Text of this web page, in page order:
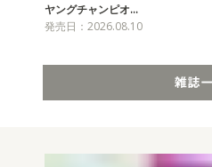
ヤングチャンピオ…
発売日：2026.08.10